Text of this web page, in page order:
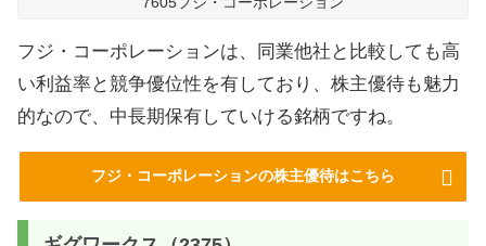
フジ・コーポレーションは、同業他社と比較しても高
い利益率と競争優位性を有しており、株主優待も魅力
的なので、中長期保有していける銘柄ですね。
フジ・コーポレーションの株主優待はこちら